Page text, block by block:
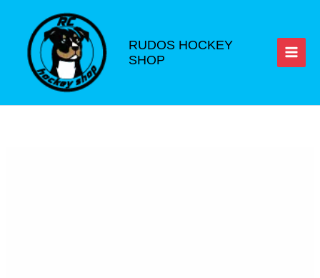
contenido
RUDOS HOCKEY
SHOP